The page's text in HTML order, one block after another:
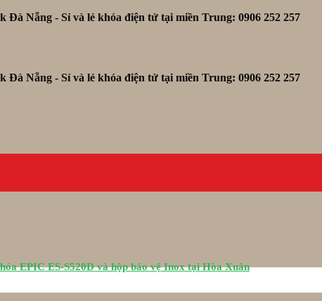
Đà Nẵng - Sỉ và lẻ khóa điện tử tại miền Trung: 0906 252 257
Đà Nẵng - Sỉ và lẻ khóa điện tử tại miền Trung: 0906 252 257
EPIC ES-S520D và hộp bảo vệ Inox tại Hòa Xuân